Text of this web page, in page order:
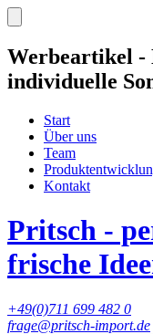
Werbeartikel
individuelle
Start
Über uns
Team
Kontakt
Pritsch -
frische
+49(0)711 699 482 0
frage@pritsch-import.de